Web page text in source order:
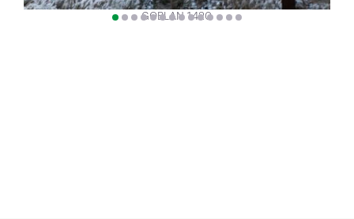
GOBLAN 1420